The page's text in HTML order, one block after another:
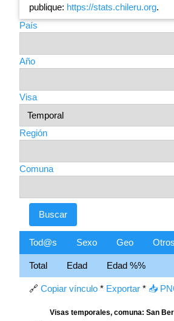
publique: https://stats.chileru.org.
País
Año
Visa
Región
Comuna
Tod@s Sexo Geo Otros
Total Edad Edad %%
🔗 Copiar vínculo * Exportar * 📥
Visas temporales, comuna: San